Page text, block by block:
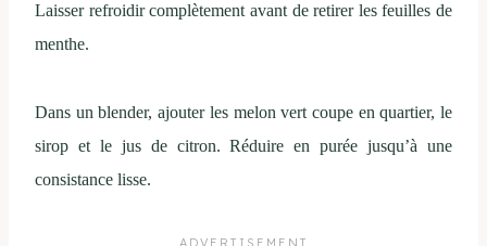
Laisser refroidir complètement avant de retirer les feuilles de
menthe.
Dans un blender, ajouter les melon vert coupe en quartier, le
sirop et le jus de citron. Réduire en purée jusqu’à une
consistance lisse.